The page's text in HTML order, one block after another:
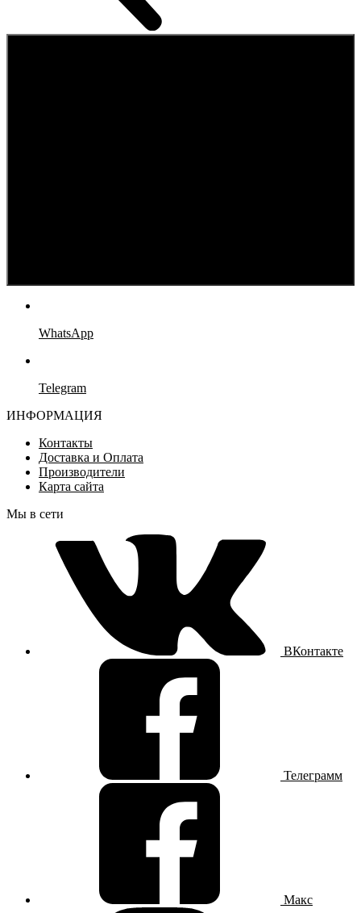
WhatsApp
Telegram
ИНФОРМАЦИЯ
Контакты
Доставка и Оплата
Производители
Карта сайта
Мы в сети
ВКонтакте
Телеграмм
Макс